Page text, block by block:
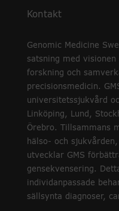
Kontakt
Genomic Medicine
satsning med
forskning och
precisionsmedicin.
universitetssjukvård
Linköping, Lund,
Örebro. Tillsammans
hälso- och
utvecklar GMS
gensekvensering.
individanpassade
sällsynta diagnoser,